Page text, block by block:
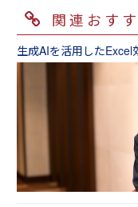
が日常的にな
に、フレーム
手順を習得し
ていただくの
「問題の洗い
原因追及→目標
の流れにそっ
テーマ例①：業
チしたい場合
業務フロー作
テーマ例②：職
業務改善研修
テーマ例③：文
イリングからア
業務改善研修
内容にアクセ
（１日間）
例②目標管理と
業務改善研修
編（１日間）
また、研修を
て組み立て、
組んでいただ
を定着させる方
業務改善活動
おすすめする
マを絞り込ん
ーマを中心に
テーマ別①じっ
業務改善研修
テーマ例②：マ
関連おす
生成AIを活用したExcel